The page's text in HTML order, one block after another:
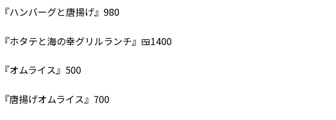
『ハンバーグと唐揚げ』980
『ホタテと海の幸グリルランチ』🍱1400
『オムライス』500
『唐揚げオムライス』700